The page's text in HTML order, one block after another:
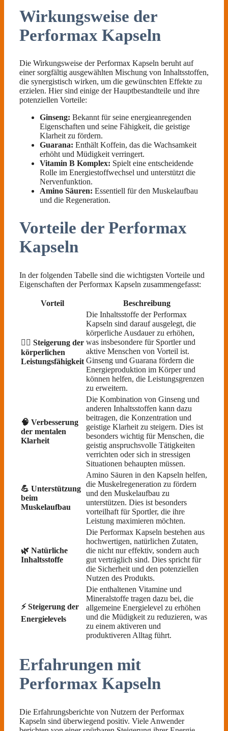
Wirkungsweise der
Performax Kapseln
Die Wirkungsweise der Performax Kapseln beruht auf
einer sorgfältig ausgewählten Mischung von Inhaltsstoffen,
die synergistisch wirken, um die gewünschten Effekte zu
erzielen. Hier sind einige der Hauptbestandteile und ihre
potenziellen Vorteile:
Ginseng: Bekannt für seine energieanregenden
Eigenschaften und seine Fähigkeit, die geistige
Klarheit zu fördern.
Guarana: Enthält Koffein, das die Wachsamkeit
erhöht und Müdigkeit verringert.
Vitamin B Komplex: Spielt eine entscheidende
Rolle im Energiestoffwechsel und unterstützt die
Nervenfunktion.
Amino Säuren: Essentiell für den Muskelaufbau
und die Regeneration.
Vorteile der Performax
Kapseln
In der folgenden Tabelle sind die wichtigsten Vorteile und
Eigenschaften der Performax Kapseln zusammengefasst:
Vorteil Beschreibung
🏋️‍♂️ Steigerung der
körperlichen
Leistungsfähigkeit
Die Inhaltsstoffe der Performax
Kapseln sind darauf ausgelegt, die
körperliche Ausdauer zu erhöhen,
was insbesondere für Sportler und
aktive Menschen von Vorteil ist.
Ginseng und Guarana fördern die
Energieproduktion im Körper und
können helfen, die Leistungsgrenzen
zu erweitern.
🧠 Verbesserung
der mentalen
Klarheit
Die Kombination von Ginseng und
anderen Inhaltsstoffen kann dazu
beitragen, die Konzentration und
geistige Klarheit zu steigern. Dies ist
besonders wichtig für Menschen, die
geistig anspruchsvolle Tätigkeiten
verrichten oder sich in stressigen
Situationen behaupten müssen.
💪 Unterstützung
beim
Muskelaufbau
Amino Säuren in den Kapseln helfen,
die Muskelregeneration zu fördern
und den Muskelaufbau zu
unterstützen. Dies ist besonders
vorteilhaft für Sportler, die ihre
Leistung maximieren möchten.
🌿 Natürliche
Inhaltsstoffe
Die Performax Kapseln bestehen aus
hochwertigen, natürlichen Zutaten,
die nicht nur effektiv, sondern auch
gut verträglich sind. Dies spricht für
die Sicherheit und den potenziellen
Nutzen des Produkts.
⚡️ Steigerung der
Energielevels
Die enthaltenen Vitamine und
Mineralstoffe tragen dazu bei, die
allgemeine Energielevel zu erhöhen
und die Müdigkeit zu reduzieren, was
zu einem aktiveren und
produktiveren Alltag führt.
Erfahrungen mit
Performax Kapseln
Die Erfahrungsberichte von Nutzern der Performax
Kapseln sind überwiegend positiv. Viele Anwender